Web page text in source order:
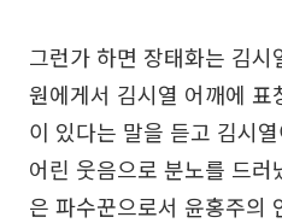
그런가 하면 장태화는 김시
원에게서 김시열 어깨에
이 있다는 말을 듣고 김시
어린 웃음으로 분노를 드
은 파수꾼으로서 윤홍주의